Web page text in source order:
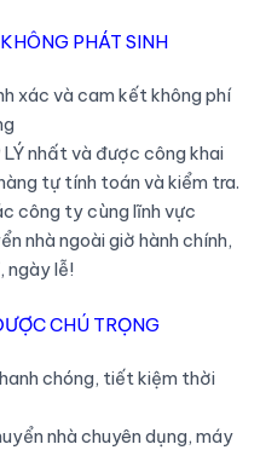
PHÁT SINH
xác và cam kết không phí
LÝ nhất và được công khai
tự tính toán và kiểm tra.
công ty cùng lĩnh vực
nhà ngoài giờ hành chính,
ngày lễ!
CHÚ TRỌNG
chóng, tiết kiệm thời
nhà chuyên dụng, máy